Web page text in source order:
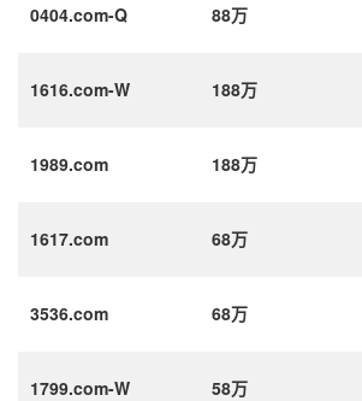
0404.com-Q 88万
1616.com-W 188万
1989.com 188万
1617.com 68万
3536.com 68万
1799.com-W 58万